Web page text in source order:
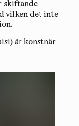
skiftande
vilken det inte
är konstnär